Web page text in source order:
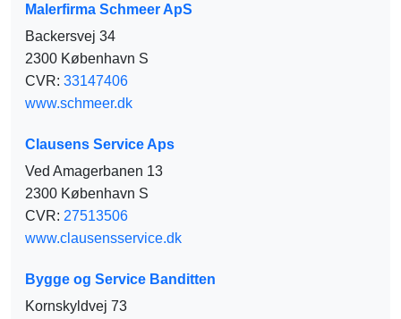
Malerfirma Schmeer ApS
Backersvej 34
2300 København S
CVR: 33147406
www.schmeer.dk
Clausens Service Aps
Ved Amagerbanen 13
2300 København S
CVR: 27513506
www.clausensservice.dk
Bygge og Service Banditten
Kornskyldvej 73